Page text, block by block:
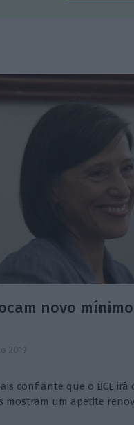
novo
2019
confiante que o BCE
mostram um apetite